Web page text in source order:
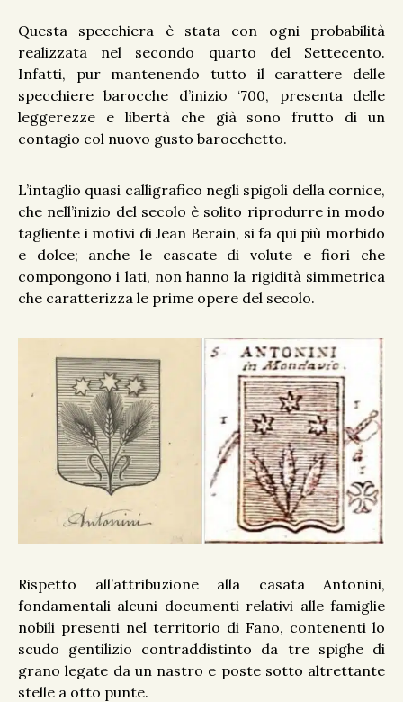
Questa specchiera è stata con ogni probabilità
realizzata nel secondo quarto del Settecento.
Infatti, pur mantenendo tutto il carattere delle
specchiere barocche d’inizio ‘700, presenta delle
leggerezze e libertà che già sono frutto di un
contagio col nuovo gusto barocchetto.
L’intaglio quasi calligrafico negli spigoli della cornice,
che nell’inizio del secolo è solito riprodurre in modo
tagliente i motivi di Jean Berain, si fa qui più morbido
e dolce; anche le cascate di volute e fiori che
compongono i lati, non hanno la rigidità simmetrica
che caratterizza le prime opere del secolo.
Rispetto all’attribuzione alla casata Antonini,
fondamentali alcuni documenti relativi alle famiglie
nobili presenti nel territorio di Fano, contenenti lo
scudo gentilizio contraddistinto da tre spighe di
grano legate da un nastro e poste sotto altrettante
stelle a otto punte.